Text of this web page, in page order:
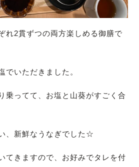
れ2貫ずつの両方楽しめる御膳で
でいただきました。
乗ってて、お塩と山葵がすごく合
、新鮮なうなぎでした☆
てきますので、お好みでタレを付